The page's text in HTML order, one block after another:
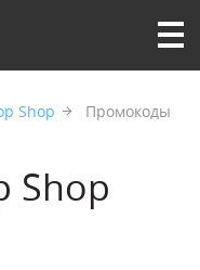
Shop Промокоды
Shop